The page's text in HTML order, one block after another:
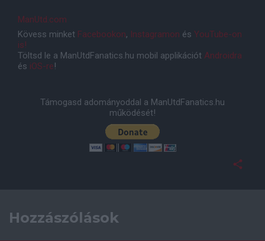
ManUtd.com
Kövess minket Facebookon, Instagramon és YouTube-on
is!
Töltsd le a ManUtdFanatics.hu mobil applikációt Androidra
és iOS-re!
Támogasd adományoddal a ManUtdFanatics.hu
működését!
Hozzászólások